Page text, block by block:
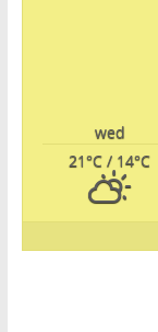
wed
21°C / 14°C